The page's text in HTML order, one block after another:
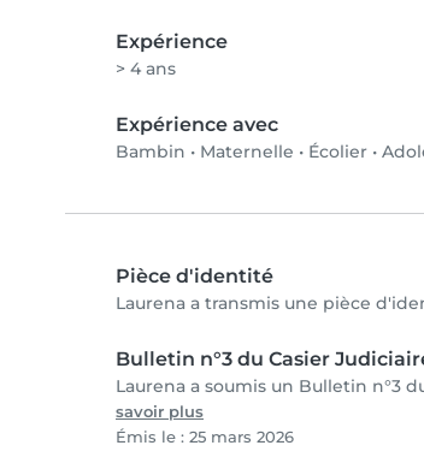
Expérience
> 4 ans
Expérience avec
Bambin • Maternelle • Écolier •
Pièce d'identité
Laurena a transmis une pièce
Bulletin n°3 du Casier
Laurena a soumis un Bulletin n°3
savoir plus
Émis le : 25 mars 2026